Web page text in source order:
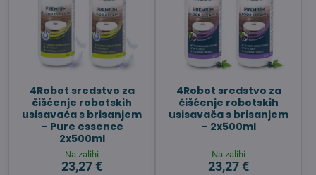
4Robot sredstvo za
čišćenje robotskih
usisavača s brisanjem
– Pure essence
2x500ml
Na zalihi
23,27 €
4Robot sredstvo za
čišćenje robotskih
usisavača s brisanjem
– 2x500ml
Na zalihi
23,27 €